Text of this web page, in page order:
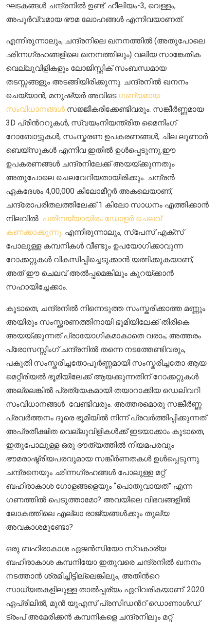
ഘടകങ്ങൾ ചന്ദ്രനിൽ ഉണ്ട്: ഹീലിയം-3, വെള്ളം,
അപൂർവ്വമായ ഭൗമ ലോഹങ്ങൾ എന്നിവയാണത്.
എന്നിരുന്നാലും, ചന്ദ്രനിലെ ഖനനത്തില്‍ (അതുപോലെ
ഛിന്നഗ്രഹങ്ങളിലെ ഖനനത്തിലും) വലിയ സാങ്കേതിക
വെല്ലുവിളികളും ലോജിസ്റ്റിക് സംബന്ധമായ
തടസ്സങ്ങളും അടങ്ങിയിരിക്കുന്നു. ചന്ദ്രനിൽ ഖനനം
ചെയ്യാൻ, മനുഷ്യർ അവിടെ ഗണ്യമായ
സംവിധാനങ്ങൾ സജ്ജീകരിക്കേണ്ടിവരും. സങ്കീർണ്ണമായ
3D പ്രിന്‍ററുകൾ, സ്വയംനിയന്ത്രിത മൈനിംഗ്
റോബോട്ടുകൾ, സംസ്കരണ ഉപകരണങ്ങൾ, ചില ലൂണാര്‍
ബെയ്സുകൾ എന്നിവ ഇതില്‍ ഉൾപ്പെടുന്നു.ഈ
ഉപകരണങ്ങള്‍ ചന്ദ്രനിലേക്ക് അയയ്ക്കുന്നതും
അതുപോലെ ചെലവേറിയതായിരിക്കും. ചന്ദ്രൻ
ഏകദേശം 4,00,000 കിലോമീറ്റർ അകലെയാണ്,
ചന്ദ്രോപരിതലത്തിലേക്ക് 1 കിലോ സാധനം എത്തിക്കാൻ
നിലവിൽ പതിനയ്യായിരം ഡോളർ ചെലവ്
കണക്കാക്കുന്നു. എന്നിരുന്നാലും, സ്പേസ് എക്സ്
പോലുള്ള കമ്പനികൾ വീണ്ടും ഉപയോഗിക്കാവുന്ന
റോക്കറ്റുകൾ വികസിപ്പിച്ചെടുക്കാൻ യത്നിക്കുകയാണ്,
അത് ഈ ചെലവ് അല്‍പ്പമെങ്കിലും കുറയ്ക്കാൻ
സഹായിച്ചേക്കാം.
കൂടാതെ, ചന്ദ്രനില്‍ നിന്നെടുത്ത സംസ്കരിക്കാത്ത മണ്ണും
അയിരും സംസ്ക്കരണത്തിനായി ഭൂമിയിലേക്ക് തിരികെ
അയയ്ക്കുന്നത് പ്രായോഗികമാകാതെ വരാം; അത്തരം
പ്രോസസ്സിംഗ് ചന്ദ്രനിൽ തന്നെ നടത്തേണ്ടിവരും,
പകുതി സംസ്കരിച്ചതോപൂർണ്ണമായി സംസ്കരിച്ചതോ ആയ
മെറ്റീരിയല്‍ ഭൂമിയിലേക്ക് ആയക്കുന്നതിന് റോക്കറ്റുകൾ
അല്ലെങ്കിൽ പ്രത്യേകമായി തയാറാക്കിയ ഡെലിവറി
സംവിധാനങ്ങൾ വേണ്ടിവരും. അത്തരമൊരു സങ്കീർണ്ണ
പ്രവർത്തനം ദൂരെ ഭൂമിയില്‍ നിന്ന് പ്രവർത്തിപ്പിക്കുന്നത്
അപ്രതീക്ഷിത വെല്ലുവിളികൾക്ക് ഇടയാക്കാം കൂടാതെ,
ഇതുപോലുള്ള ഒരു ദൗത്യത്തിൽ നിയമപരവും
ഭൗമരാഷ്ട്രീയപരവുമായ സങ്കീർണതകൾ ഉൾപ്പെടുന്നു.
ചന്ദ്രനെയും ഛിന്നഗ്രഹങ്ങൾ പോലുള്ള മറ്റ്
ബഹിരാകാശ ഗോളങ്ങളെയും “പൊതുവായത്” എന്ന
ഗണത്തിൽ പെടുത്താമോ? അവയിലെ വിഭവങ്ങളിൽ
ലോകത്തിലെ എല്ലാ രാജ്യങ്ങൾക്കും തുല്യ
അവകാശമുണ്ടോ?
ഒരു ബഹിരാകാശ ഏജൻസിയോ സ്വകാര്യ
ബഹിരാകാശ കമ്പനിയോ ഇതുവരെ ചന്ദ്രനിൽ ഖനനം
നടത്താൻ ശ്രമിച്ചിട്ടില്ലെങ്കിലും, അതിന്‍റെ
സാധ്യതകളിലുള്ള താൽപ്പര്യം ഏറിവരികയാണ്. 2020
ഏപ്രിലിൽ, മുൻ യുഎസ് പ്രസിഡന്‍റ് ഡൊണാൾഡ്
ട്രംപ് അമേരിക്കൻ കമ്പനികളെ ചന്ദ്രനിലും മറ്റ്